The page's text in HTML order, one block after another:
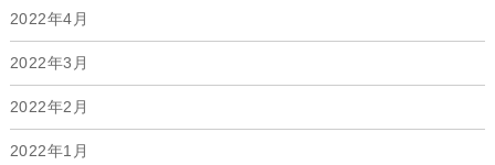
2022年4月
2022年3月
2022年2月
2022年1月